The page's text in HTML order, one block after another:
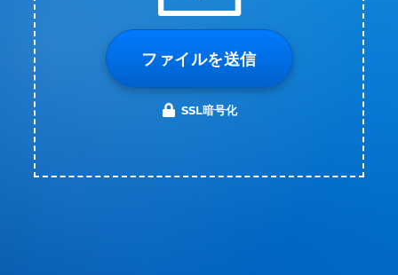
ファイルを送信
SSL暗号化